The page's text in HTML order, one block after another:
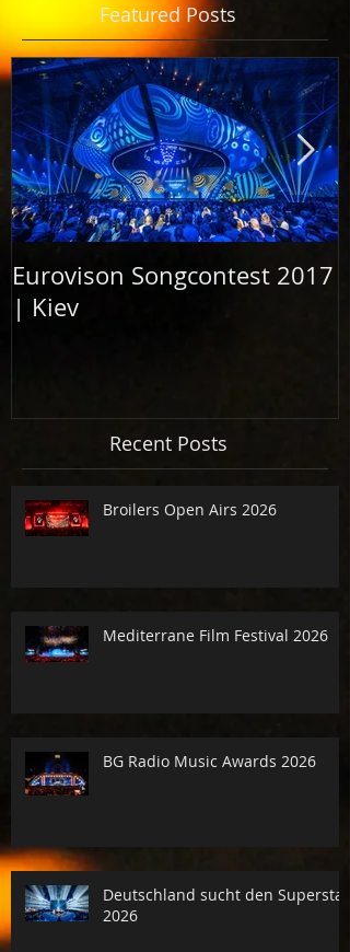
Featured Posts
Eurovison Songcontest 2017
| Kiev
Recent Posts
Broilers Open Airs 2026
Mediterrane Film Festival 2026
BG Radio Music Awards 2026
Deutschland sucht den Superstar
2026